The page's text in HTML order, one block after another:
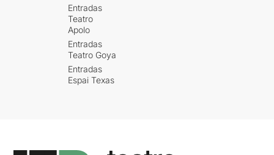
Entradas
Teatro
Apolo
Entradas
Teatro Goya
Entradas
Espai Texas